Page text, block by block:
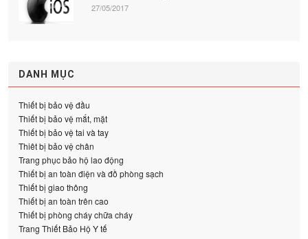
27/05/2017
DANH MỤC
Thiết bị bảo vệ đầu
Thiết bị bảo vệ mắt, mặt
Thiết bị bảo vệ tai và tay
Thiêt bị bảo vệ chân
Trang phục bảo hộ lao động
Thiết bị an toàn điện và đồ phòng sạch
Thiết bị giao thông
Thiết bị an toàn trên cao
Thiết bị phòng cháy chữa cháy
Trang Thiết Bảo Hộ Y tế